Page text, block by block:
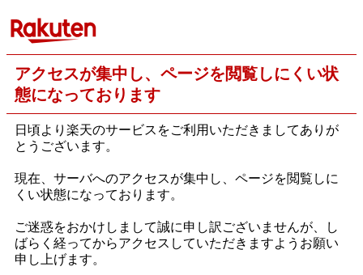
アクセスが集中し、ページを閲覧しにくい状
態になっております
日頃より楽天のサービスをご利用いただきましてありが
とうございます。
現在、サーバへのアクセスが集中し、ページを閲覧しに
くい状態になっております。
ご迷惑をおかけしまして誠に申し訳ございませんが、し
ばらく経ってからアクセスしていただきますようお願い
申し上げます。